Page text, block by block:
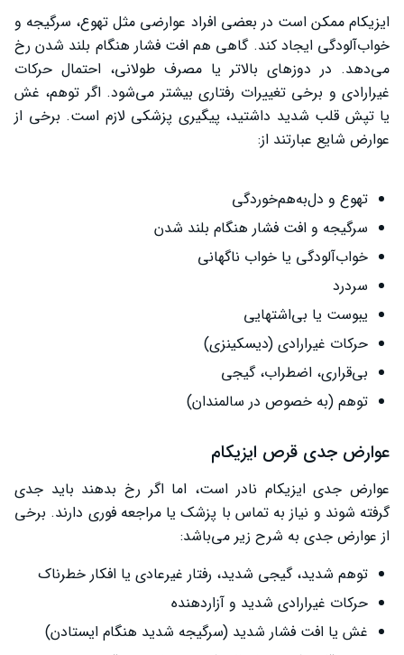
ایزیکام ممکن است در بعضی افراد عوارضی مثل تهوع، سرگیجه و
خواب‌آلودگی ایجاد کند. گاهی هم افت فشار هنگام بلند شدن رخ
می‌دهد. در دوزهای بالاتر یا مصرف طولانی، احتمال حرکات
غیرارادی و برخی تغییرات رفتاری بیشتر می‌شود. اگر توهم، غش
یا تپش قلب شدید داشتید، پیگیری پزشکی لازم است. برخی از
عوارض شایع عبارتند از:
تهوع و دل‌به‌هم‌خوردگی
سرگیجه و افت فشار هنگام بلند شدن
خواب‌آلودگی یا خواب ناگهانی
سردرد
یبوست یا بی‌اشتهایی
حرکات غیرارادی (دیسکینزی)
بی‌قراری، اضطراب، گیجی
توهم (به خصوص در سالمندان)
عوارض جدی قرص ایزیکام
عوارض جدی ایزیکام نادر است، اما اگر رخ بدهند باید جدی
گرفته شوند و نیاز به تماس با پزشک یا مراجعه فوری دارند. برخی
از عوارض جدی به شرح زیر می‌باشد:
توهم شدید، گیجی شدید، رفتار غیرعادی یا افکار خطرناک
حرکات غیرارادی شدید و آزاردهنده
غش یا افت فشار شدید (سرگیجه شدید هنگام ایستادن)